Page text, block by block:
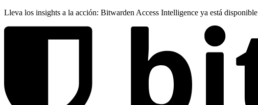
Lleva los insights a la acción: Bitwarden Access Intelligence ya está disponible